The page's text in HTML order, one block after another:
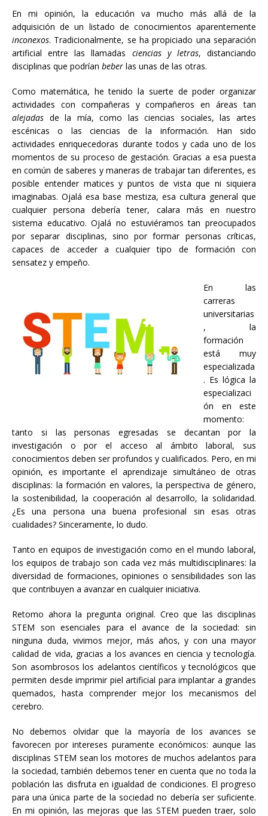
En mi opinión, la educación va mucho más allá de la
adquisición de un listado de conocimientos aparentemente
inconexos. Tradicionalmente, se ha propiciado una separación
artificial entre las llamadas ciencias y letras, distanciando
disciplinas que podrían beber las unas de las otras.
Como matemática, he tenido la suerte de poder organizar
actividades con compañeras y compañeros en áreas tan
alejadas de la mía, como las ciencias sociales, las artes
escénicas o las ciencias de la información. Han sido
actividades enriquecedoras durante todos y cada uno de los
momentos de su proceso de gestación. Gracias a esa puesta
en común de saberes y maneras de trabajar tan diferentes, es
posible entender matices y puntos de vista que ni siquiera
imaginabas. Ojalá esa base mestiza, esa cultura general que
cualquier persona debería tener, calara más en nuestro
sistema educativo. Ojalá no estuviéramos tan preocupados
por separar disciplinas, sino por formar personas críticas,
capaces de acceder a cualquier tipo de formación con
sensatez y empeño.
En las
carreras
universitarias
, la
formación
está muy
especializada
. Es lógica la
especializaci
ón en este
momento:
tanto si las personas egresadas se decantan por la
investigación o por el acceso al ámbito laboral, sus
conocimientos deben ser profundos y cualificados. Pero, en mi
opinión, es importante el aprendizaje simultáneo de otras
disciplinas: la formación en valores, la perspectiva de género,
la sostenibilidad, la cooperación al desarrollo, la solidaridad.
¿Es una persona una buena profesional sin esas otras
cualidades? Sinceramente, lo dudo.
Tanto en equipos de investigación como en el mundo laboral,
los equipos de trabajo son cada vez más multidisciplinares: la
diversidad de formaciones, opiniones o sensibilidades son las
que contribuyen a avanzar en cualquier iniciativa.
Retomo ahora la pregunta original. Creo que las disciplinas
STEM son esenciales para el avance de la sociedad: sin
ninguna duda, vivimos mejor, más años, y con una mayor
calidad de vida, gracias a los avances en ciencia y tecnología.
Son asombrosos los adelantos científicos y tecnológicos que
permiten desde imprimir piel artificial para implantar a grandes
quemados, hasta comprender mejor los mecanismos del
cerebro.
No debemos olvidar que la mayoría de los avances se
favorecen por intereses puramente económicos: aunque las
disciplinas STEM sean los motores de muchos adelantos para
la sociedad, también debemos tener en cuenta que no toda la
población las disfruta en igualdad de condiciones. El progreso
para una única parte de la sociedad no debería ser suficiente.
En mi opinión, las mejoras que las STEM pueden traer, solo